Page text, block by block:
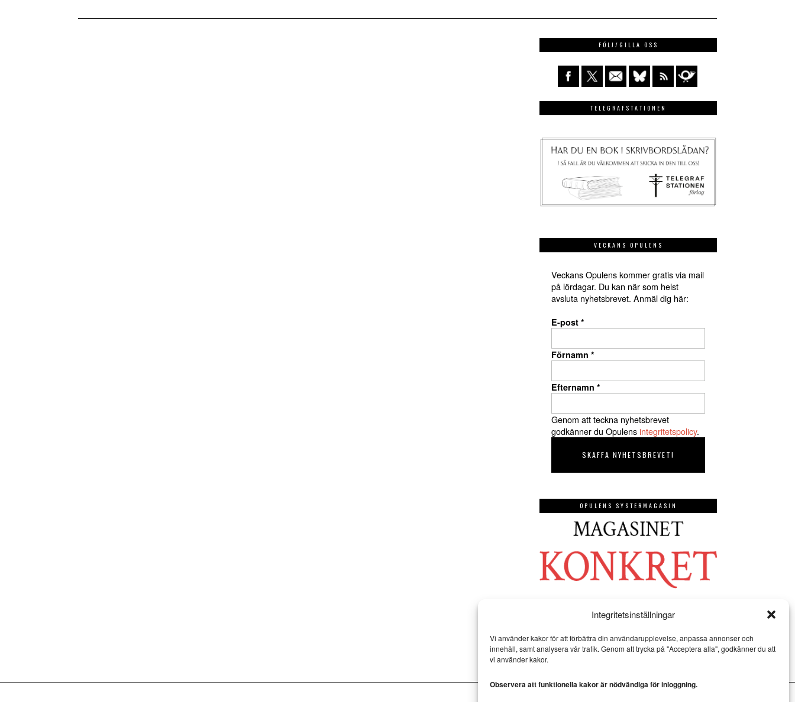
Integritetsinställningar
Vi använder kakor för att förbättra din användarupplevelse, anpassa annonser och
innehåll, samt analysera vår trafik. Genom att trycka på "Acceptera alla", godkänner du att
vi använder kakor.
Observera att funktionella kakor är nödvändiga för inloggning.
FÖLJ/GILLA OSS
TELEGRAFSTATIONEN
VECKANS OPULENS
Veckans Opulens kommer gratis via mail
på lördagar. Du kan när som helst
avsluta nyhetsbrevet. Anmäl dig här:
E-post *
Förnamn *
Efternamn *
Genom att teckna nyhetsbrevet
godkänner du Opulensintegritetspolicy.
OPULENS SYSTERMAGASIN